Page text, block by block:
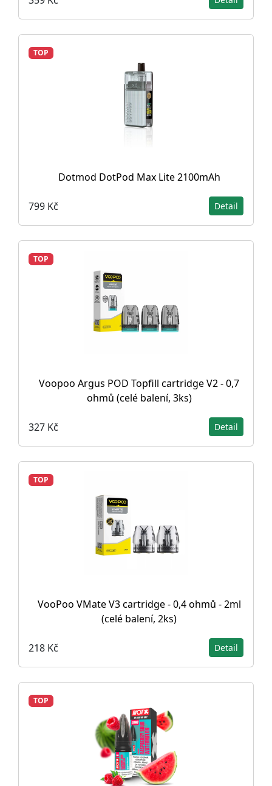
TOP
Dotmod DotPod Max Lite 2100mAh
799 Kč Detail
TOP
Voopoo Argus POD Topfill cartridge V2 - 0,7
ohmů (celé balení, 3ks)
327 Kč Detail
TOP
VooPoo VMate V3 cartridge - 0,4 ohmů - 2ml
(celé balení, 2ks)
218 Kč Detail
TOP